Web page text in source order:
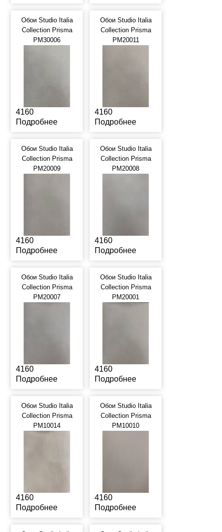
Обои Studio Italia
Collection Prisma
PM30006
4160
Подробнее
Обои Studio Italia
Collection Prisma
PM20011
4160
Подробнее
Обои Studio Italia
Collection Prisma
PM20009
4160
Подробнее
Обои Studio Italia
Collection Prisma
PM20008
4160
Подробнее
Обои Studio Italia
Collection Prisma
PM20007
4160
Подробнее
Обои Studio Italia
Collection Prisma
PM20001
4160
Подробнее
Обои Studio Italia
Collection Prisma
PM10014
4160
Подробнее
Обои Studio Italia
Collection Prisma
PM10010
4160
Подробнее